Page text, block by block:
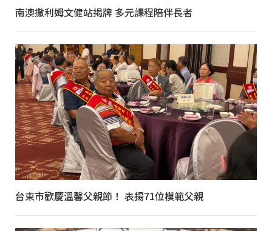
南澳撒利姆文健站揭牌 多元課程陪伴長者
台東市歡慶溫馨父親節！ 表揚71位模範父親